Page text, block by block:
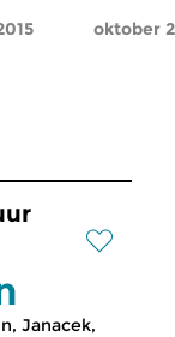
oktober
Janacek,